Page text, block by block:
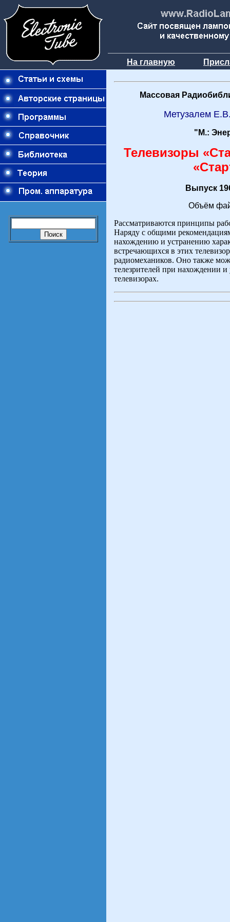
На главную
Массовая
Метузалем
"М.:
Телевизоры
Выпуск
Объём
Рассматриваются принципы
Наряду с общими
нахождению и устранению
встречающихся в этих
радиомехаников. Оно также
телезрителей при нахождении
телевизорах.